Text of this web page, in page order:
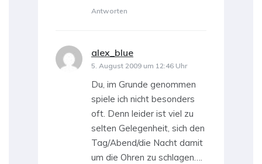
Antworten
alex_blue
5. August 2009 um 12:46 Uhr
Du, im Grunde genommen
spiele ich nicht besonders
oft. Denn leider ist viel zu
selten Gelegenheit, sich den
Tag/Abend/die Nacht damit
um die Ohren zu schlagen….